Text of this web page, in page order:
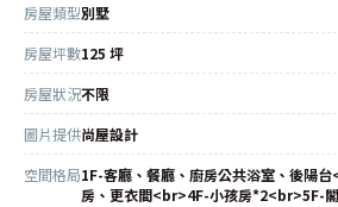
房屋類型別墅
房屋坪數125 坪
房屋狀況不限
圖片提供尚屋設計
空間格局1F-客廳、餐廳、廚房公共浴室、後陽
房、更衣間<br>4F-小孩房*2<br>5F-